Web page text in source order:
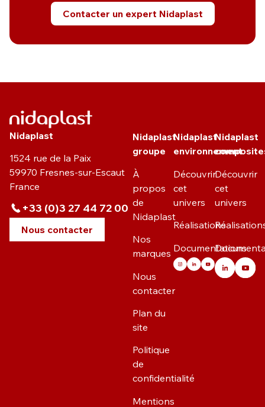
Contacter un expert Nidaplast
Nidaplast
1524 rue de la Paix
59970 Fresnes-sur-Escaut
France
+33 (0)3 27 44 72 00
Nous contacter
Nidaplast
groupe
À
propos
de
Nidaplast
Nos
marques
Nous
contacter
Plan du
site
Politique
de
confidentialité
Mentions
Nidaplast
environnement
Découvrir
cet
univers
Réalisations
Documentations
Nidaplast
Découvrir
cet
univers